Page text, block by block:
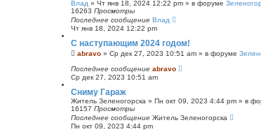
Влад » Чт янв 18, 2024 12:22 pm » в форуме
16263 Просмотры
Последнее сообщение Влад
Чт янв 18, 2024 12:22 pm
С наступающим 2024 годом!
abravo » Ср дек 27, 2023 10:51 am » в форуме
Последнее сообщение abravo
Ср дек 27, 2023 10:51 am
Сниму Гараж
Житель Зеленогорска » Пн окт 09, 2023 4:44 pm » в
16157 Просмотры
Последнее сообщение Житель Зеленогорска
Пн окт 09, 2023 4:44 pm